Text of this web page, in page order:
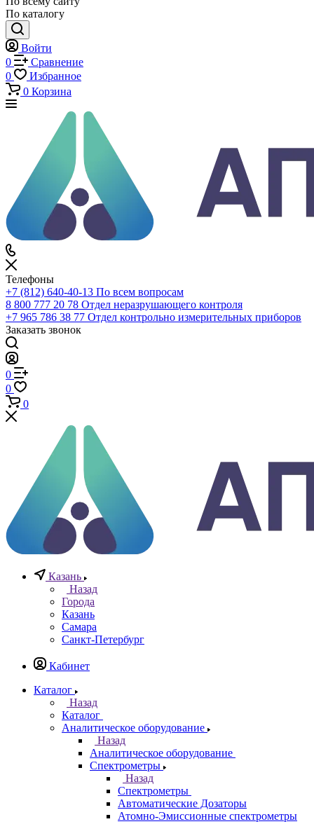
Каталог
По всему сайту
По каталогу
Сравнение
Избранное
Корзина
Телефоны
+7 (812) 640-40-13
8 800 777 20 78
+7 965 786 38 77
Заказать звонок
Назад
Казань
Самара
Санкт-Петербург
Кабинет
Аналитическое оборудование
Назад